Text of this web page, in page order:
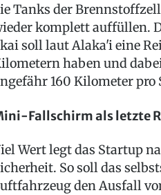
Tanks der
komplett auffüllen.
soll laut Alaka'i eine
haben und
160 Kilometer pro
Fallschirm als letzte
Wert legt das Startup
So soll das
den Ausfall